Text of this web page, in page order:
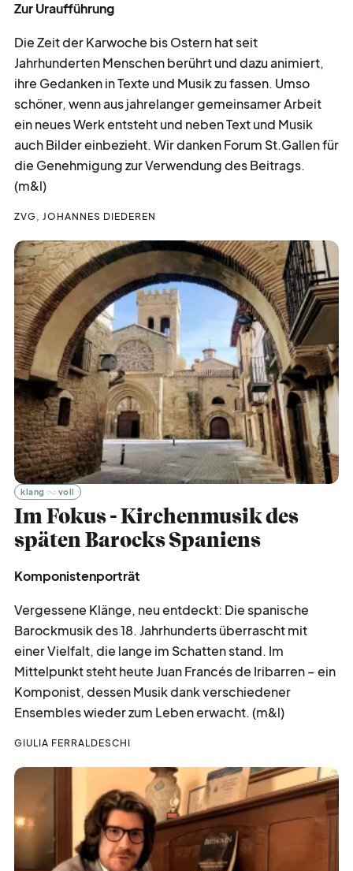
Zur Uraufführung
Die Zeit der Karwoche bis Ostern hat seit
Jahrhunderten Menschen berührt und dazu animiert,
ihre Gedanken in Texte und Musik zu fassen. Umso
schöner, wenn aus jahrelanger gemeinsamer Arbeit
ein neues Werk entsteht und neben Text und Musik
auch Bilder einbezieht. Wir danken Forum St.Gallen für
die Genehmigung zur Verwendung des Beitrags.
(m&l)
ZVG, JOHANNES DIEDEREN
klang voll
Im Fokus - Kirchenmusik des
späten Barocks Spaniens
Komponistenporträt
Vergessene Klänge, neu entdeckt: Die spanische
Barockmusik des 18. Jahrhunderts überrascht mit
einer Vielfalt, die lange im Schatten stand. Im
Mittelpunkt steht heute Juan Francés de Iribarren – ein
Komponist, dessen Musik dank verschiedener
Ensembles wieder zum Leben erwacht. (m&l)
GIULIA FERRALDESCHI